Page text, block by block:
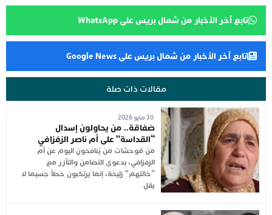
تابع آخر الأخبار من شمال بريس على WhatsApp
تابع آخر الأخبار من شمال بريس على Google News
مقالات ذات صلة
30 مايو 2026
صَفاقة.. من يحاولون إسدال
“القداسة” على أم ناصر الزفزافي
من مُوحشات من يُنافحون اليوم عن أم
الزفزافي، بدعوى التضامن والتآزر مع
“خالتهم” زليخة، إنما يَرتكبون خطأ جسيما لا
يقل